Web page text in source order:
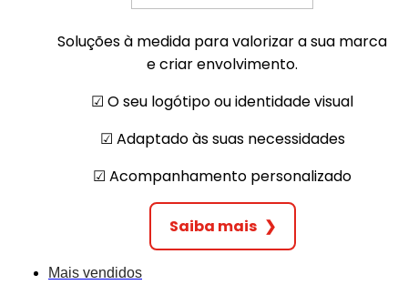
Soluções à medida para valorizar a sua marca
e criar envolvimento.
☑︎ O seu logótipo ou identidade visual
☑︎ Adaptado às suas necessidades
☑︎ Acompanhamento personalizado
Saiba mais ❯
Mais vendidos